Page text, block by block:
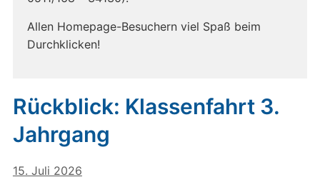
Allen Homepage-Besuchern viel Spaß beim
Durchklicken!
Rückblick: Klassenfahrt 3.
Jahrgang
15. Juli 2026